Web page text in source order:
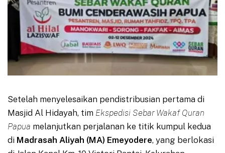
Setelah menyelesaikan pendistribusian pertama di
Masjid Al Hidayah, tim Ekspedisi Sebar Wakaf Quran
Papua melanjutkan perjalanan ke titik kumpul kedua
di Madrasah Aliyah (MA) Emeyodere, yang berlokasi